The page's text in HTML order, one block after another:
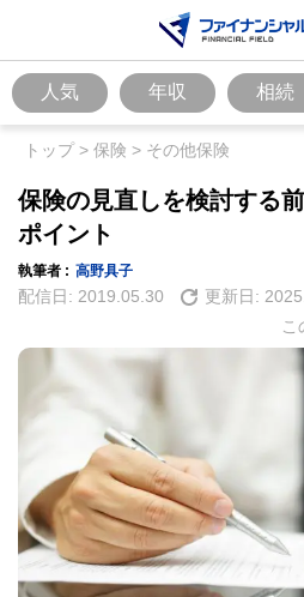
人気 年収 相続
トップ> 保険 > その他保険
保険の見直しを検討する
ポイント
執筆者 : 高野具子
配信日: 2019.05.30 更新日:
こ